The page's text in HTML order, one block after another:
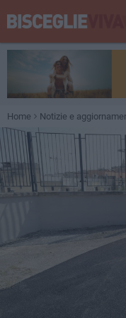
Home Notizie e